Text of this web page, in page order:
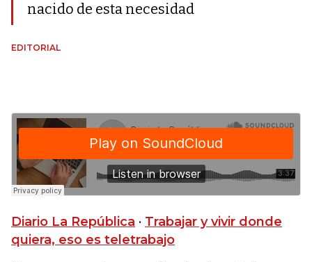
nacido de esta necesidad
EDITORIAL
Diario La República · Trabajar y vivir donde
quiera, eso es teletrabajo